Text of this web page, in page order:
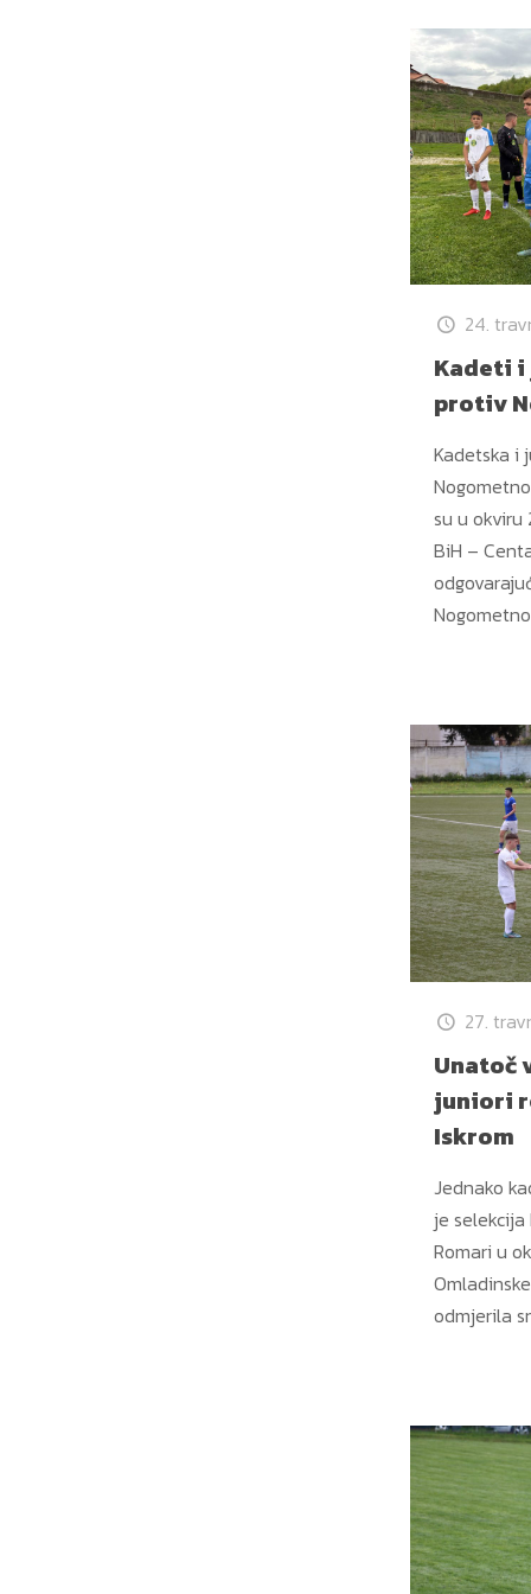
24.
Kadeti
protiv
Kadetska i
su u okviru
BiH –
27.
Unatoč
juniori
Iskrom
Jednako
je
Romari u
odmjerila